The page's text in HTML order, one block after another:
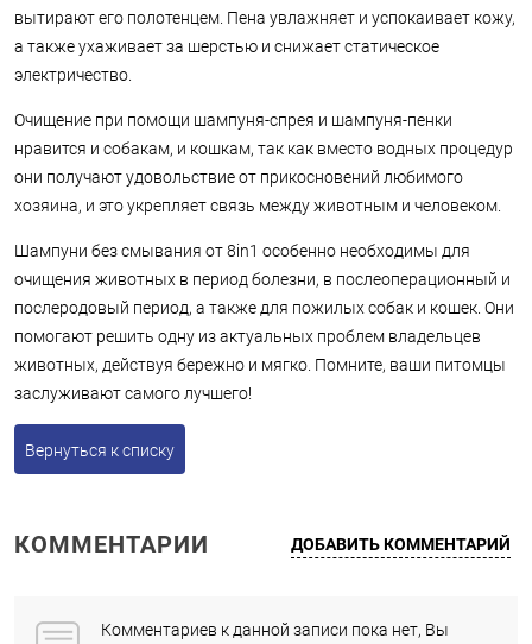
вытирают его полотенцем. Пена увлажняет и успокаивает кожу,
а также ухаживает за шерстью и снижает статическое
электричество.
Очищение при помощи шампуня-спрея и шампуня-пенки
нравится и собакам, и кошкам, так как вместо водных процедур
они получают удовольствие от прикосновений любимого
хозяина, и это укрепляет связь между животным и человеком.
Шампуни без смывания от 8in1 особенно необходимы для
очищения животных в период болезни, в послеоперационный и
послеродовый период, а также для пожилых собак и кошек. Они
помогают решить одну из актуальных проблем владельцев
животных, действуя бережно и мягко. Помните, ваши питомцы
заслуживают самого лучшего!
Вернуться к списку
КОММЕНТАРИИ ДОБАВИТЬ КОММЕНТАРИЙ
Комментариев к данной записи пока нет, Вы